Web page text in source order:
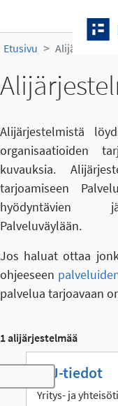
Etusivu Alijärjestelmät
Alijärjestelmistä
organisaatioiden
kuvauksia.
tarjoamiseen
hyödyntävien
Palveluväylään.
Jos haluat ottaa
ohjeeseen
palvelua tarjoavaan
1 alijärjestelmää
Toggle navigation
YTJ-tiedot
Yritys- ja